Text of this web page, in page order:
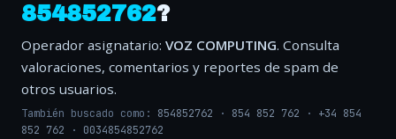
854852762?
Operador asignatario: VOZ COMPUTING. Consulta
valoraciones, comentarios y reportes de spam de
otros usuarios.
También buscado como: 854852762 · 854 852 762 · +34 854
852 762 · 0034854852762